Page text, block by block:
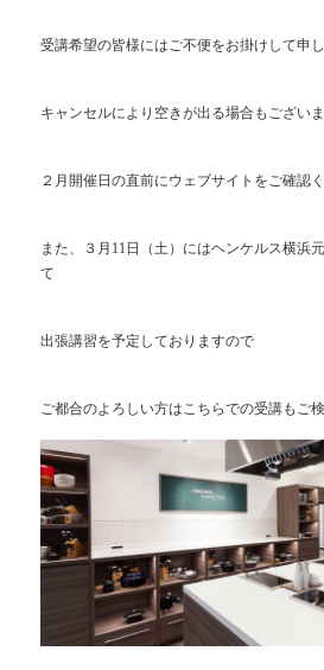
受講希望の皆様にはご不便をお掛けして申し
キャンセルにより空きが出る場合もござい
２月開催日の直前にウェブサイトをご確認く
また、３月11日（土）にはヘンケルス横浜
て
出張講習を予定しておりますので
ご都合のよろしい方はこちらでの受講もご検